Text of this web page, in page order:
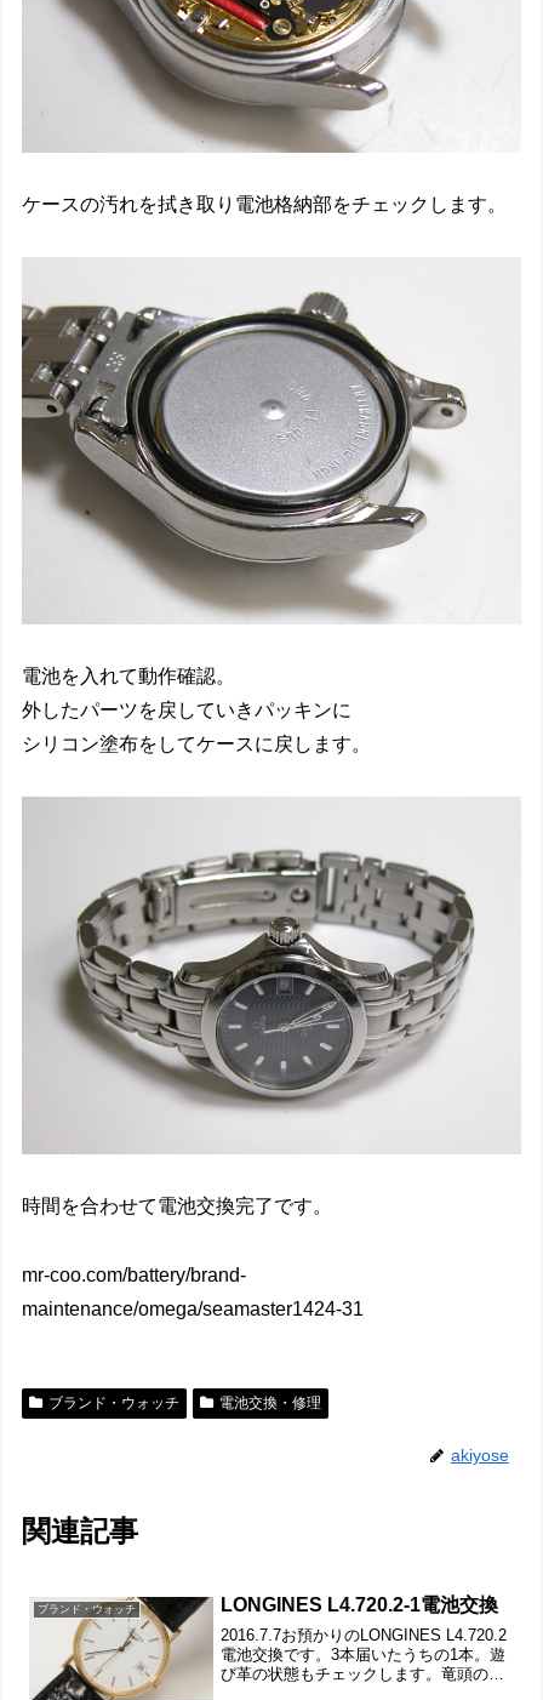
ケースの汚れを拭き取り電池格納部をチェックします。
電池を入れて動作確認。
外したパーツを戻していきパッキンに
シリコン塗布をしてケースに戻します。
時間を合わせて電池交換完了です。
mr-coo.com/battery/brand-
maintenance/omega/seamaster1424-31
ブランド・ウォッチ 電池交換・修理
akiyose
関連記事
ブランド・ウォッチ LONGINES L4.720.2-1電池交換
2016.7.7お預かりのLONGINES L4.720.2
電池交換です。3本届いたうちの1本。遊
び革の状態もチェックします。竜頭の動